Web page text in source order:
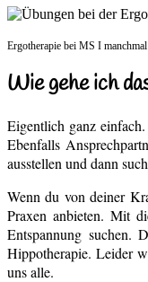
Ergotherapie bei MS Ι
Wie gehe ich
Eigentlich ganz
Ebenfalls
ausstellen und dann
Wenn du von deiner
Praxen anbieten. Mit
Entspannung
Hippotherapie. Leider
uns alle.